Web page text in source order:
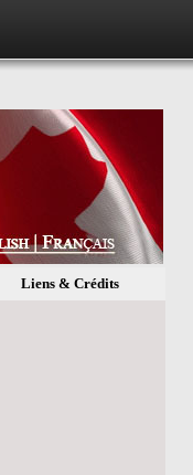
Liens & Crédits